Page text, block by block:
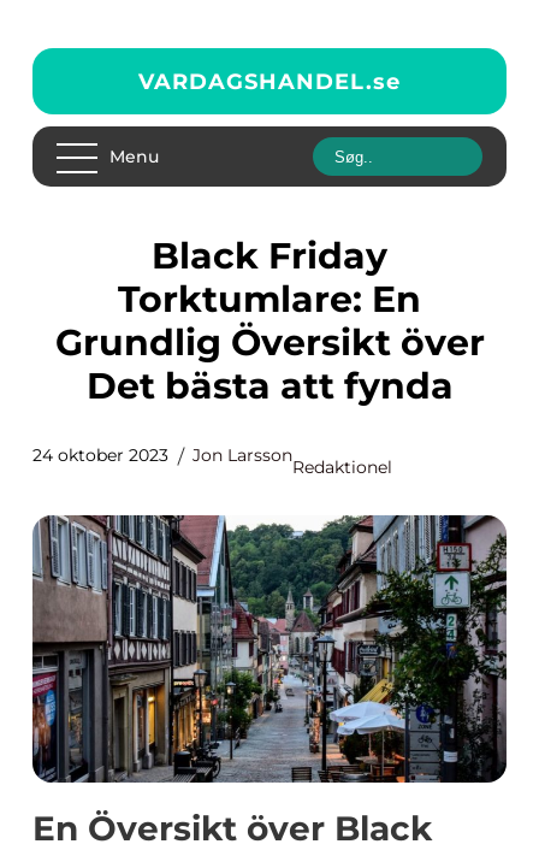
VARDAGSHANDEL.se
Menu
Black Friday
Torktumlare: En
Grundlig Översikt över
Det bästa att fynda
24 oktober 2023 Jon Larsson
Redaktionel
En Översikt över Black